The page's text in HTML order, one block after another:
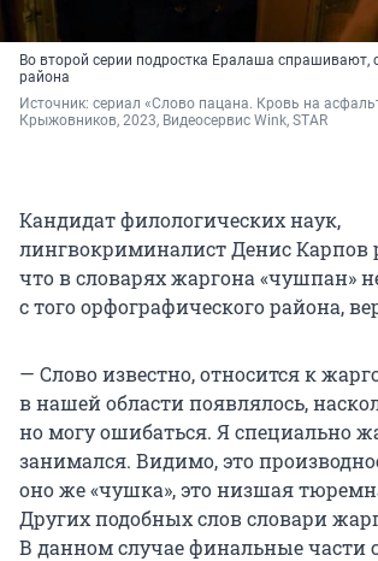
Во второй серии подростка Ералаша спрашивают,
района
Источник: сериал «Слово пацана. Кровь на
Крыжовников, 2023, Видеосервис Wink, STAR
Кандидат филологических наук,
лингвокриминалист Денис Карпов
что в словарях жаргона «чушпан»
с того орфографического района,
— Слово известно, относится к
в нашей области появлялось,
но могу ошибаться. Я специально
занимался. Видимо, это
оно же «чушка», это низшая
Других подобных слов словари
В данном случае финальные части